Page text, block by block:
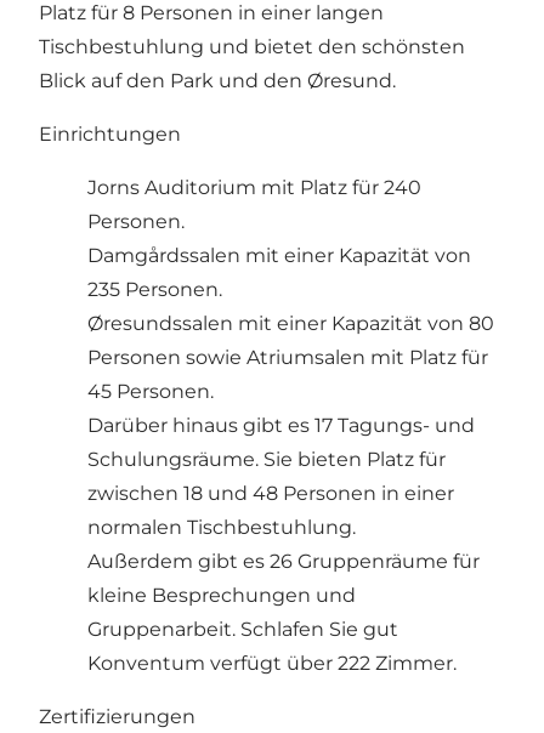
Platz für 8 Personen in einer langen
Tischbestuhlung und bietet den schönsten
Blick auf den Park und den Øresund.
Einrichtungen
Jorns Auditorium mit Platz für 240
Personen.
Damgårdssalen mit einer Kapazität von
235 Personen.
Øresundssalen mit einer Kapazität von 80
Personen sowie Atriumsalen mit Platz für
45 Personen.
Darüber hinaus gibt es 17 Tagungs- und
Schulungsräume. Sie bieten Platz für
zwischen 18 und 48 Personen in einer
normalen Tischbestuhlung.
Außerdem gibt es 26 Gruppenräume für
kleine Besprechungen und
Gruppenarbeit. Schlafen Sie gut
Konventum verfügt über 222 Zimmer.
Zertifizierungen